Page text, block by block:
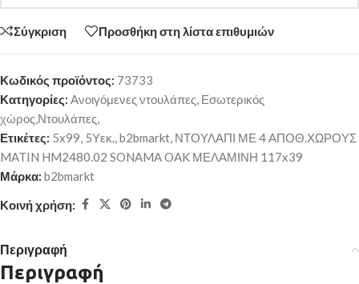
Σύγκριση Προσθήκη στη λίστα επιθυμιών
Κωδικός προϊόντος: 73733
Κατηγορίες: Ανοιγόμενες ντουλάπες, Εσωτερικός
χώρος,Ντουλάπες,
Ετικέτες: 5x99, 5Υεκ.,b2bmarkt, ΝΤΟΥΛΑΠΙ ΜΕ 4 ΑΠΟΘ.ΧΩΡΟΥΣ
MATIN HM2480.02 SONAMA OAK ΜΕΛΑΜΙΝΗ 117x39
Μάρκα: b2bmarkt
Κοινή χρήση:
Περιγραφή
Περιγραφή